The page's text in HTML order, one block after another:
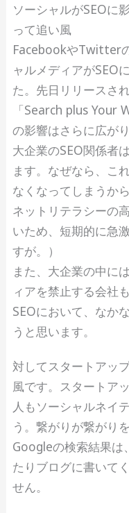
ソーシャルがSEOに
って追い風
FacebookやTwitter
ャルメディアがSEO
た。先日リリースさ
「Search plus Your
の影響はさらに広がり
大企業のSEO関係者
ます。なぜなら、こ
なくなってしまうか
ネットリテラシーの
いため、短期的に急
すが。）
また、大企業の中に
ィアを禁止する会社
SEOにおいて、なか
うと思います。
対してスタートアッ
風です。スタートア
人もソーシャルネイ
う。繋がりが繋がり
Googleの検索結果は
たりブログに書いて
せん。